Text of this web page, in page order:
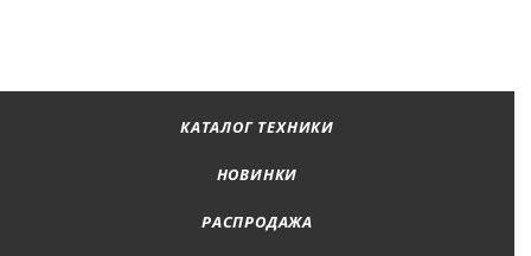
КАТАЛОГ ТЕХНИКИ
НОВИНКИ
РАСПРОДАЖА